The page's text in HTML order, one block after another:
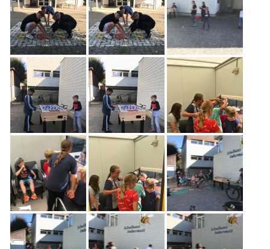
Netzwerk
Spenden
Jobs
Freiwilligenarbeit
News
Newsletter